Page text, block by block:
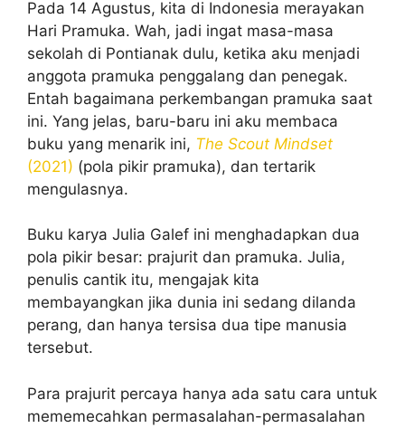
Pada 14 Agustus, kita di Indonesia merayakan
Hari Pramuka. Wah, jadi ingat masa-masa
sekolah di Pontianak dulu, ketika aku menjadi
anggota pramuka penggalang dan penegak.
Entah bagaimana perkembangan pramuka saat
ini. Yang jelas, baru-baru ini aku membaca
buku yang menarik ini, The Scout Mindset
(2021) (pola pikir pramuka), dan tertarik
mengulasnya.
Buku karya Julia Galef ini menghadapkan dua
pola pikir besar: prajurit dan pramuka. Julia,
penulis cantik itu, mengajak kita
membayangkan jika dunia ini sedang dilanda
perang, dan hanya tersisa dua tipe manusia
tersebut.
Para prajurit percaya hanya ada satu cara untuk
mememecahkan permasalahan-permasalahan